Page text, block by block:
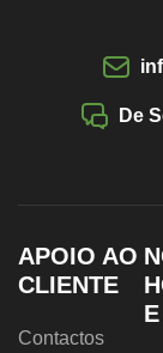
De
APOIO AO
CLIENTE
Contactos
E